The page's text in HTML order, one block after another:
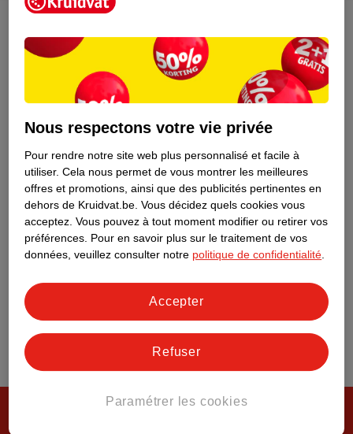
Club Kruidvat
Service Clientèle
Tout sur Kruidvat
Nous respectons votre vie privée
Pour rendre notre site web plus personnalisé et facile à
utiliser. Cela nous permet de vous montrer les meilleures
offres et promotions, ainsi que des publicités pertinentes en
dehors de Kruidvat.be. Vous décidez quels cookies vous
acceptez. Vous pouvez à tout moment modifier ou retirer vos
préférences. Pour en savoir plus sur le traitement de vos
données, veuillez consulter notre politique de confidentialité
Paramétrer les cookies
Refuser
Accepter